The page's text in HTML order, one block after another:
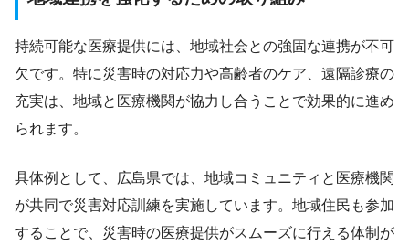
持続可能な医療提供には、地域社会との強固な連携が不可
欠です。特に災害時の対応力や高齢者のケア、遠隔診療の
充実は、地域と医療機関が協力し合うことで効果的に進め
られます。
具体例として、広島県では、地域コミュニティと医療機関
が共同で災害対応訓練を実施しています。地域住民も参加
することで、災害時の医療提供がスムーズに行える体制が